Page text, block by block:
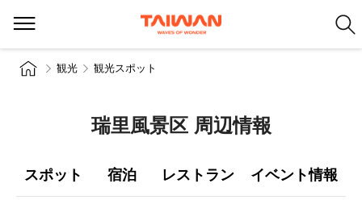
観光 観光スポット
瑞里風景区 周辺情報
スポット 宿泊 レストラン イベント情報